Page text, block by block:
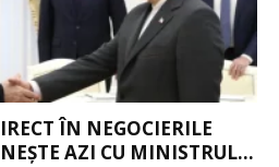
ÎN NEGOCIERILE
AZI CU MINISTRUL...